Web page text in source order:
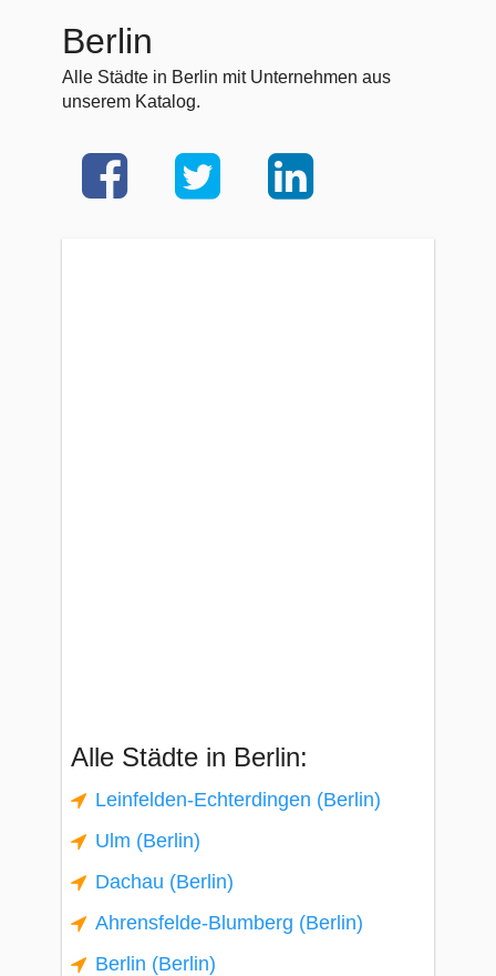
Berlin
Alle Städte in Berlin mit Unternehmen aus
unserem Katalog.
Alle Städte in Berlin:
Leinfelden-Echterdingen (Berlin)
Ulm (Berlin)
Dachau (Berlin)
Ahrensfelde-Blumberg (Berlin)
Berlin (Berlin)